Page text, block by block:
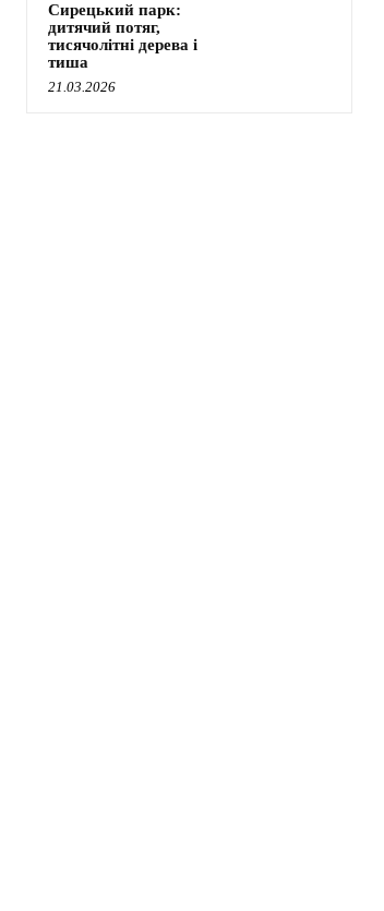
Сирецький парк:
дитячий потяг,
тисячолітні дерева і
тиша
21.03.2026